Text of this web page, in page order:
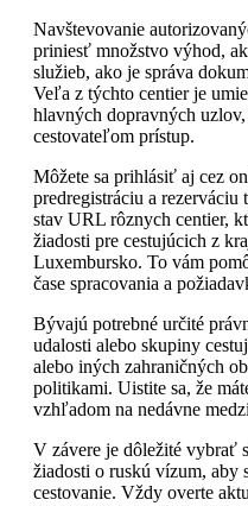
Navštevovanie
priniesť množstvo výhod,
služieb, ako je správa
Veľa z týchto centier je
hlavných dopravných
cestovateľom prístup.
Môžete sa prihlásiť aj cez
predregistráciu a rezerváciu
stav URL rôznych centier,
žiadosti pre cestujúcich z
Luxembursko. To vám
čase spracovania a
Bývajú potrebné určité
udalosti alebo skupiny
alebo iných zahraničných
politikami. Uistite sa, že
vzhľadom na nedávne
V závere je dôležité vybrať
žiadosti o ruskú vízum, aby
cestovanie. Vždy overte